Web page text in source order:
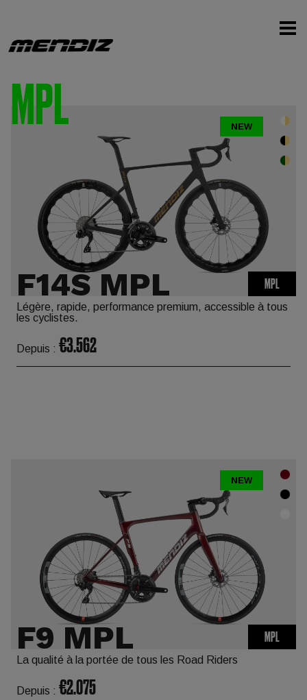
MPL NEW
MPL
F14S MPL
Légère, rapide, performance premium, accessible à tous
les cyclistes.
Depuis : €3.562
NEW
MPL
F9 MPL
La qualité à la portée de tous les Road Riders
Depuis : €2.075